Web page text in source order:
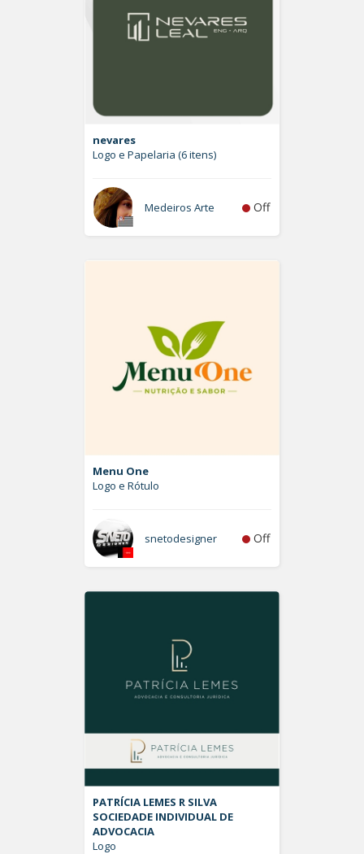
nevares
Logo e Papelaria (6 itens)
Medeiros Arte Off
Menu One
Logo e Rótulo
snetodesigner Off
PATRÍCIA LEMES R SILVA
SOCIEDADE INDIVIDUAL DE
ADVOCACIA
Logo